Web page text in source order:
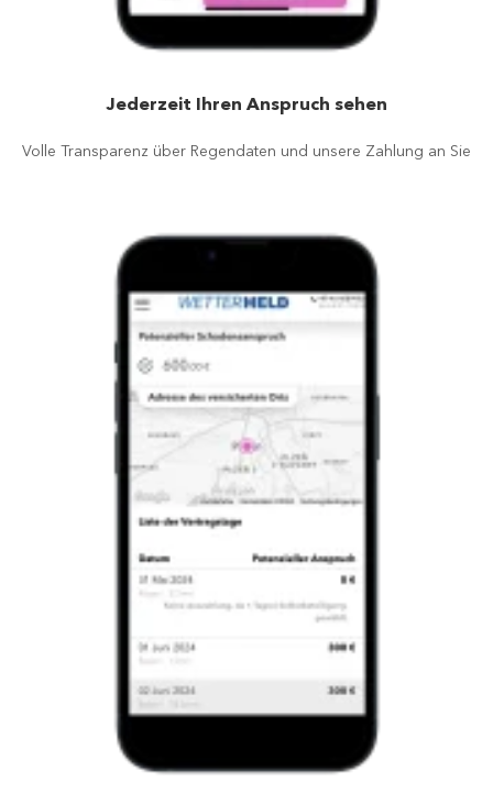
Jederzeit Ihren Anspruch sehen
Volle Transparenz über Regendaten und unsere Zahlung an Sie